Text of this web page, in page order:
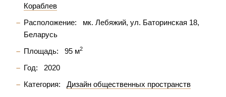
Кораблев
Расположение:
мк. Лебяжий, ул. Баторинская 18,
Беларусь
Площадь:
95 м2
Год:
2020
Категория:
Дизайн общественных пространств